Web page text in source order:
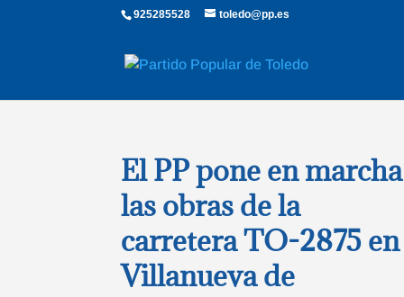
925285528 toledo@pp.es
El PP pone en marcha
las obras de la
carretera TO-2875 en
Villanueva de